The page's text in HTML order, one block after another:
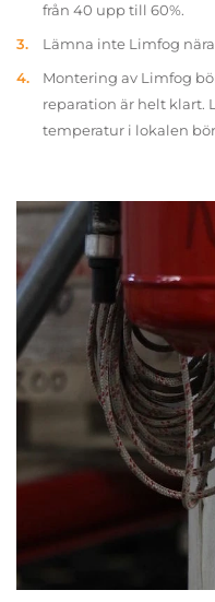
från 40 upp till 60%.
Lämna inte Limfog
Montering av Limfog
reparation är helt klart.
temperatur i lokalen